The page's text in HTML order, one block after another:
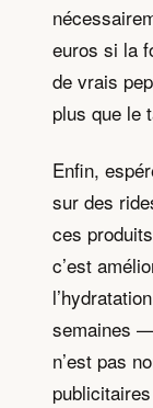
euros si la
de vrais
plus que le
Enfin,
sur des
ces
c’est
semaines
n’est pas